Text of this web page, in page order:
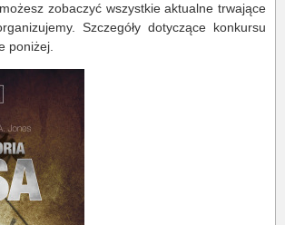
zobaczyć wszystkie aktualne trwające
Szczegóły dotyczące konkursu
poniżej.